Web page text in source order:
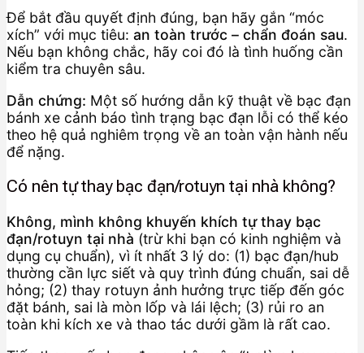
Để bắt đầu quyết định đúng, bạn hãy gắn “móc
xích” với mục tiêu: an toàn trước – chẩn đoán sau.
Nếu bạn không chắc, hãy coi đó là tình huống cần
kiểm tra chuyên sâu.
Dẫn chứng: Một số hướng dẫn kỹ thuật về bạc đạn
bánh xe cảnh báo tình trạng bạc đạn lỗi có thể kéo
theo hệ quả nghiêm trọng về an toàn vận hành nếu
để nặng.
Có nên tự thay bạc đạn/rotuyn tại nhà không?
Không, mình không khuyến khích tự thay bạc
đạn/rotuyn tại nhà (trừ khi bạn có kinh nghiệm và
dụng cụ chuẩn), vì ít nhất 3 lý do: (1) bạc đạn/hub
thường cần lực siết và quy trình đúng chuẩn, sai dễ
hỏng; (2) thay rotuyn ảnh hưởng trực tiếp đến góc
đặt bánh, sai là mòn lốp và lái lệch; (3) rủi ro an
toàn khi kích xe và thao tác dưới gầm là rất cao.